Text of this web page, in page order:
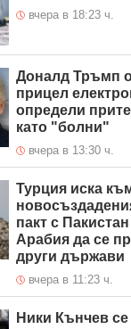
вчера в 18:23 ч.
Доналд Тръмп
прицел
определи
като "болни"
вчера в 13:30 ч.
Турция иска
пакт с
Арабия да се
други държави
вчера в 11:23 ч.
Ники Кънчев се